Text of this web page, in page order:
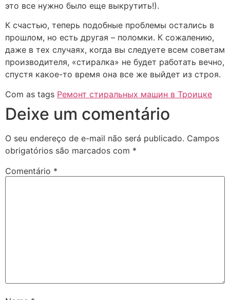
это все нужно было еще выкрутить!).
К счастью, теперь подобные проблемы остались в
прошлом, но есть другая – поломки. К сожалению,
даже в тех случаях, когда вы следуете всем советам
производителя, «стиралка» не будет работать вечно,
спустя какое-то время она все же выйдет из строя.
Com as tags Ремонт стиральных машин в Троицке
Deixe um comentário
O seu endereço de e-mail não será publicado. Campos
obrigatórios são marcados com *
Comentário *